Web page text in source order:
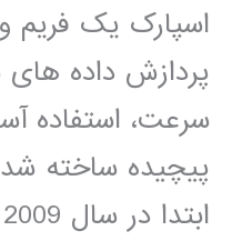
اسپارک یک فریم
پردازش داده
سرعت، استفاده
پیچیده ساخته